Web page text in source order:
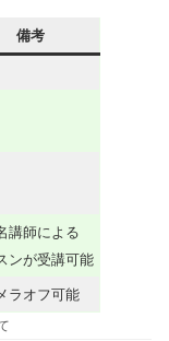
備考
講師による
ンが受講可能
ラオフ可能